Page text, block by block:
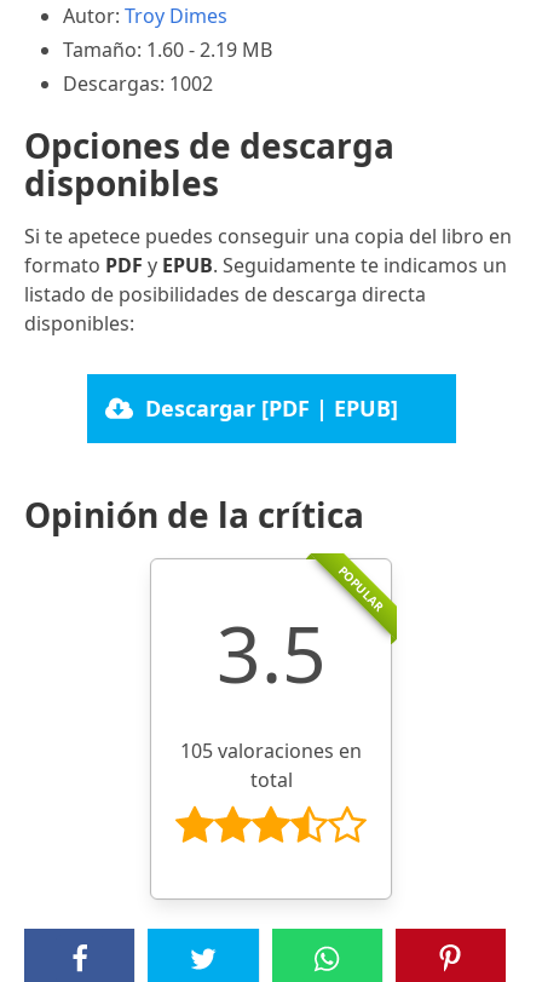
Autor: Troy Dimes
Tamaño: 1.60 - 2.19 MB
Descargas: 1002
Opciones de descarga
disponibles
Si te apetece puedes conseguir una copia del libro en
formato PDF y EPUB. Seguidamente te indicamos un
listado de posibilidades de descarga directa
disponibles:
Descargar [PDF | EPUB]
Opinión de la crítica
POPULAR
3.5
105 valoraciones en
total